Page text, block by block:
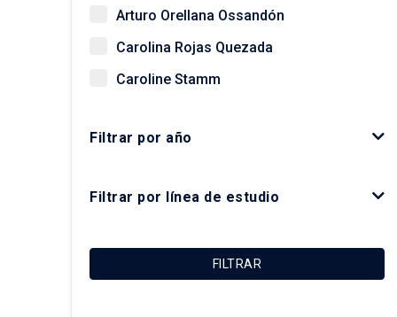
Arturo Orellana Ossandón
Carolina Rojas Quezada
Caroline Stamm
Daniela Zaviezo
Felipe Link Lazo
Giovanni Vecchio
Filtrar por año
Filtrar por línea de estudio
FILTRAR